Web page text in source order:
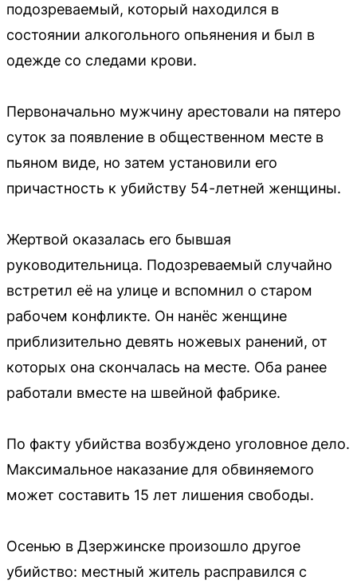
подозреваемый, который находился в
состоянии алкогольного опьянения и был в
одежде со следами крови.
Первоначально мужчину арестовали на пятеро
суток за появление в общественном месте в
пьяном виде, но затем установили его
причастность к убийству 54-летней женщины.
Жертвой оказалась его бывшая
руководительница. Подозреваемый случайно
встретил её на улице и вспомнил о старом
рабочем конфликте. Он нанёс женщине
приблизительно девять ножевых ранений, от
которых она скончалась на месте. Оба ранее
работали вместе на швейной фабрике.
По факту убийства возбуждено уголовное дело.
Максимальное наказание для обвиняемого
может составить 15 лет лишения свободы.
Осенью в Дзержинске произошло другое
убийство: местный житель расправился с